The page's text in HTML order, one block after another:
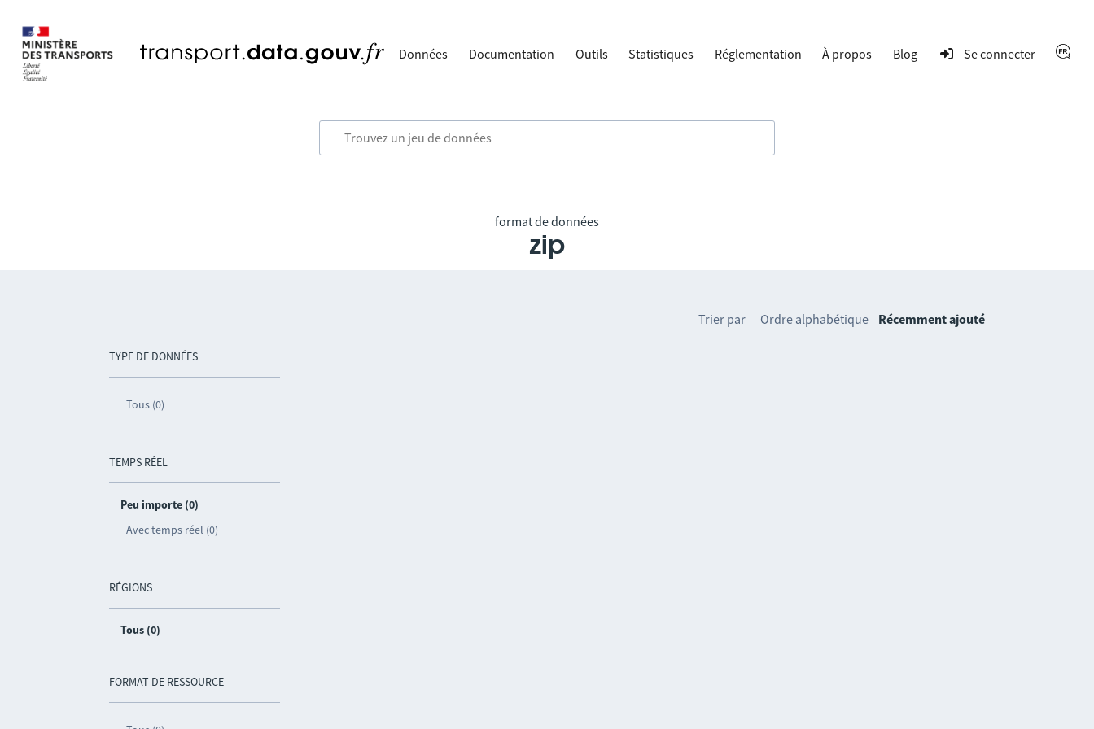
Données Documentation Outils Statistiques Réglementation À propos Blog Se connecter
format de données
zip
TYPE DE DONNÉES
Tous (0)
TEMPS RÉEL
Peu importe (0)
Avec temps réel (0)
RÉGIONS
Tous (0)
FORMAT DE RESSOURCE
Trier par Ordre alphabétique Récemment ajouté